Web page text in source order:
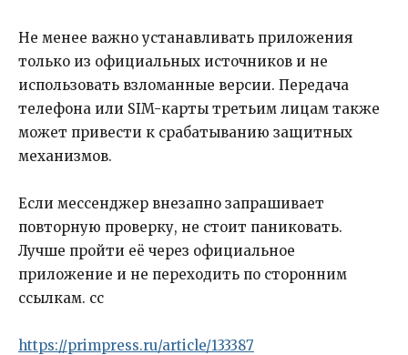
Не менее важно устанавливать приложения
только из официальных источников и не
использовать взломанные версии. Передача
телефона или SIM-карты третьим лицам также
может привести к срабатыванию защитных
механизмов.
Если мессенджер внезапно запрашивает
повторную проверку, не стоит паниковать.
Лучше пройти её через официальное
приложение и не переходить по сторонним
ссылкам. сс
https://primpress.ru/article/133387